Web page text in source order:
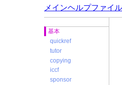
メインヘルプファイ
基本
quickref
tutor
copying
iccf
sponsor